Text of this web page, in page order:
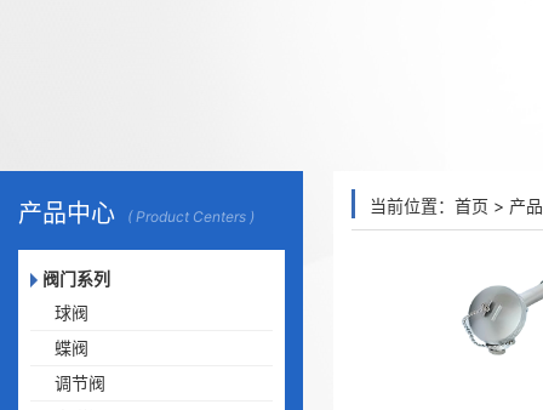
产品中心 ( Product Centers )
阀门系列
球阀
蝶阀
调节阀
当前位置： 首页 > 产